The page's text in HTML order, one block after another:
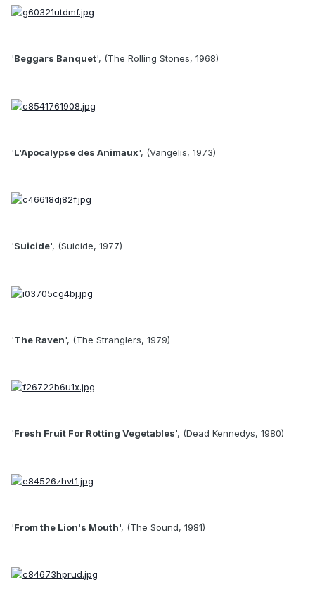
'Beggars Banquet', (The Rolling Stones, 1968)
'L'Apocalypse des Animaux', (Vangelis, 1973)
'Suicide', (Suicide, 1977)
'The Raven', (The Stranglers, 1979)
'Fresh Fruit For Rotting Vegetables', (Dead Kennedys, 1980)
'From the Lion's Mouth', (The Sound, 1981)